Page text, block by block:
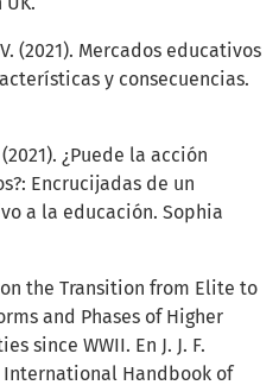
(2021). Mercados educativos
y consecuencias.
¿Puede la acción
Encrucijadas de un
a la educación. Sophia
the Transition from Elite to
and Phases of Higher
since WWII. En J. J. F.
International Handbook of